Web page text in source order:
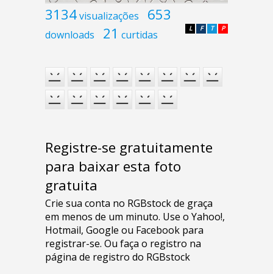
3134visualizações 653
downloads 21 curtidas P
T
F
L
Registre-se gratuitamente
para baixar esta foto
gratuita